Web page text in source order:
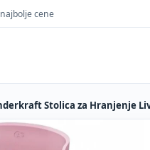
cene
Stolica za Hranjenje